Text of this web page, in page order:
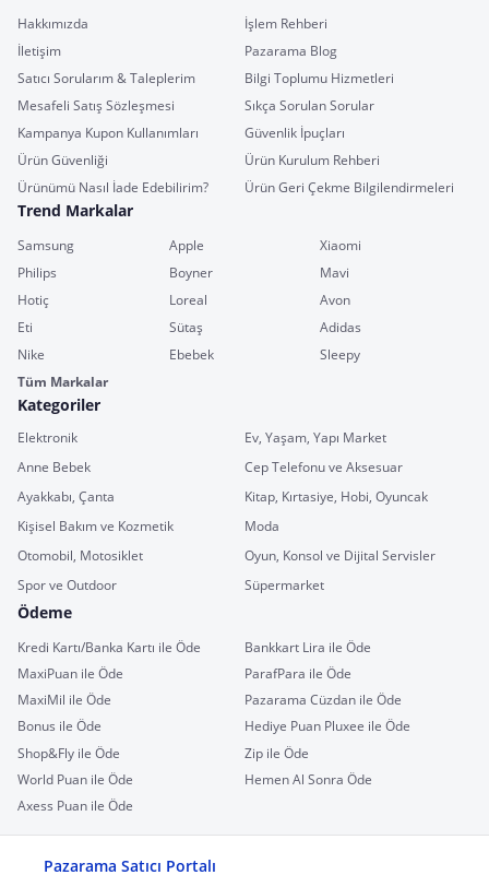
Hakkımızda
İşlem Rehberi
İletişim
Pazarama Blog
Satıcı Sorularım & Taleplerim
Bilgi Toplumu Hizmetleri
Mesafeli Satış Sözleşmesi
Sıkça Sorulan Sorular
Kampanya Kupon Kullanımları
Güvenlik İpuçları
Ürün Güvenliği
Ürün Kurulum Rehberi
Ürünümü Nasıl İade Edebilirim?
Ürün Geri Çekme Bilgilendirmeleri
Trend Markalar
Samsung Apple
Xiaomi
Philips
Boyner
Mavi
Hotiç
Loreal
Avon
Eti
Sütaş
Adidas
Nike
Ebebek
Sleepy
Tüm Markalar
Kategoriler
Elektronik
Ev, Yaşam, Yapı Market
Anne Bebek
Cep Telefonu ve Aksesuar
Ayakkabı, Çanta
Kitap, Kırtasiye, Hobi, Oyuncak
Kişisel Bakım ve Kozmetik
Moda
Otomobil, Motosiklet
Oyun, Konsol ve Dijital Servisler
Spor ve Outdoor
Süpermarket
Ödeme
Kredi Kartı/Banka Kartı ile Öde
Bankkart Lira ile Öde
MaxiPuan ile Öde
ParafPara ile Öde
MaxiMil ile Öde
Pazarama Cüzdan ile Öde
Bonus ile Öde
Hediye Puan Pluxee ile Öde
Shop&Fly ile Öde
Zip ile Öde
World Puan ile Öde
Hemen Al Sonra Öde
Axess Puan ile Öde
Pazarama Satıcı Portalı